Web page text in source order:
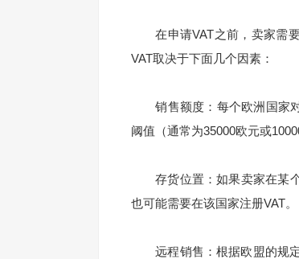
在申请VAT之前，卖家需要
VAT取决于下面几个因素：
销售额度：每个欧洲国家对
阈值（通常为35000欧元或
存货位置：如果卖家在某个
也可能需要在该国家注册VAT。
远程销售：根据欧盟的规定